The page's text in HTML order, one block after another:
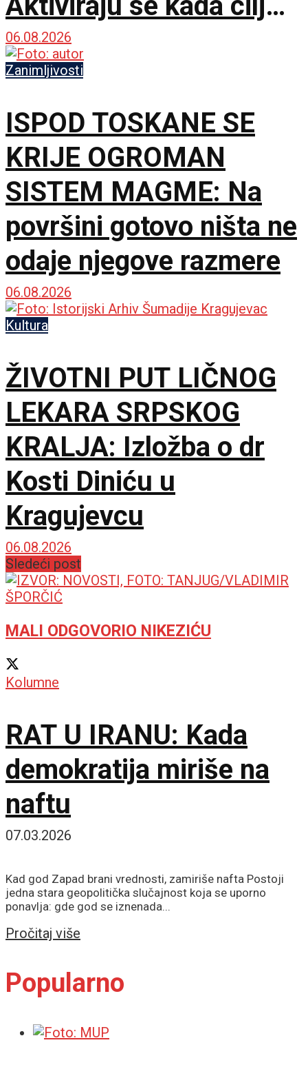
postane teži
06.08.2026
Zanimljivosti
ISPOD TOSKANE SE
KRIJE OGROMAN
SISTEM MAGME: Na
površini gotovo ništa ne
odaje njegove razmere
06.08.2026
Kultura
ŽIVOTNI PUT LIČNOG
LEKARA SRPSKOG
KRALJA: Izložba o dr
Kosti Diniću u
Kragujevcu
06.08.2026
Sledeći post
MALI ODGOVORIO NIKEZIĆU
Kolumne
RAT U IRANU: Kada
demokratija miriše na
naftu
07.03.2026
Kad god Zapad brani vrednosti, zamiriše nafta Postoji
jedna stara geopolitička slučajnost koja se uporno
ponavlja: gde god se iznenada...
Pročitaj više
Popularno